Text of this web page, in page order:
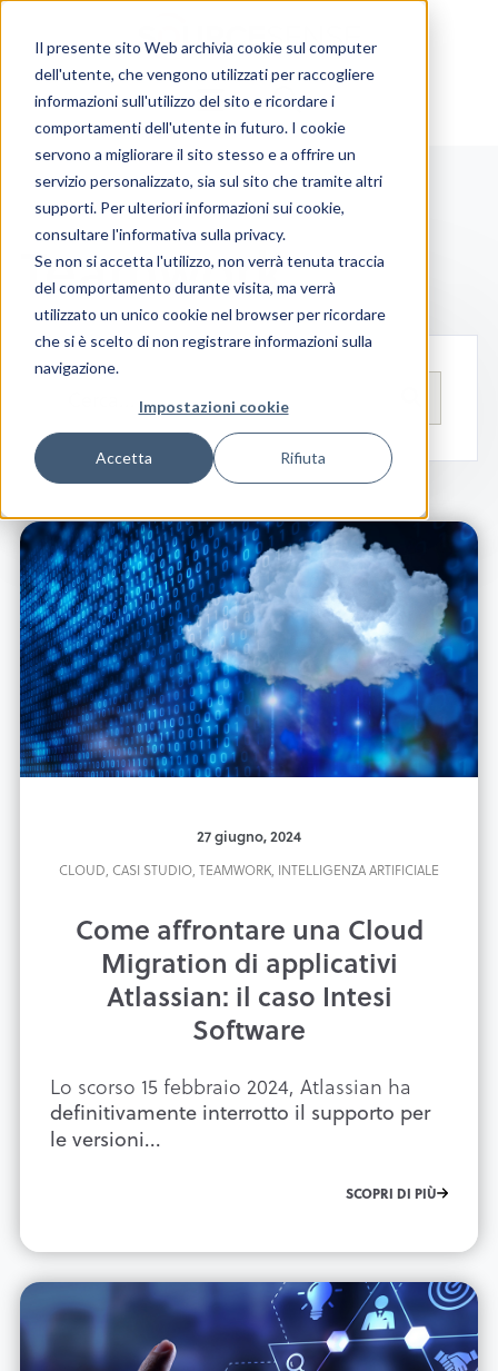
Il presente sito Web archivia cookie sul computer
dell'utente, che vengono utilizzati per raccogliere
informazioni sull'utilizzo del sito e ricordare i
comportamenti dell'utente in futuro. I cookie
servono a migliorare il sito stesso e a offrire un
servizio personalizzato, sia sul sito che tramite altri
supporti. Per ulteriori informazioni sui cookie,
consultare l'informativa sulla privacy.
Se non si accetta l'utilizzo, non verrà tenuta traccia
del comportamento durante visita, ma verrà
utilizzato un unico cookie nel browser per ricordare
che si è scelto di non registrare informazioni sulla
navigazione.
Impostazioni cookie
Accetta Rifiuta
Teamwork
27 giugno, 2024
CLOUD, CASI STUDIO, TEAMWORK, INTELLIGENZA ARTIFICIALE
Come affrontare una Cloud
Migration di applicativi
Atlassian: il caso Intesi
Software
Lo scorso 15 febbraio 2024, Atlassian ha
definitivamente interrotto il supporto per
le versioni...
SCOPRI DI PIÙ